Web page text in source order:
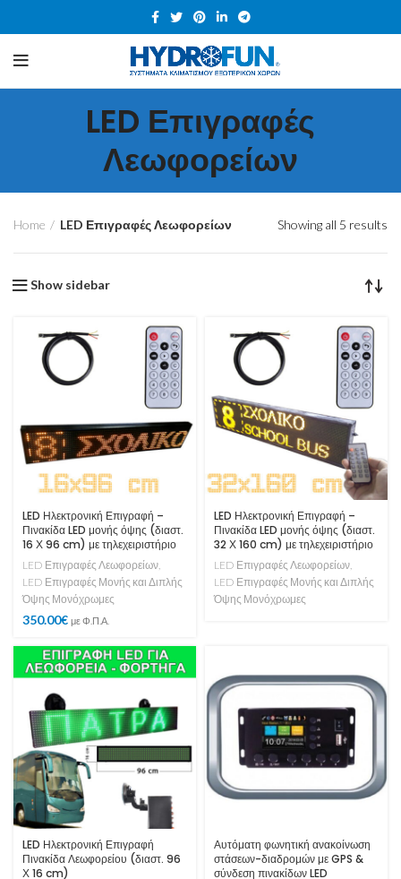
LED Επιγραφές
Λεωφορείων
Home LED Επιγραφές Λεωφορείων Showing all 5 results
Show sidebar
LED Ηλεκτρονική Επιγραφή –
Πινακίδα LED μονής όψης (διαστ.
16 Χ 96 cm) με τηλεχειριστήριο
LED Επιγραφές Λεωφορείων,
LED Επιγραφές Μονής και Διπλής
Όψης Μονόχρωμες
350.00€ με Φ.Π.Α.
LED Ηλεκτρονική Επιγραφή –
Πινακίδα LED μονής όψης (διαστ.
32 Χ 160 cm) με τηλεχειριστήριο
LED Επιγραφές Λεωφορείων,
LED Επιγραφές Μονής και Διπλής
Όψης Μονόχρωμες
LED Ηλεκτρονική Επιγραφή
Πινακίδα Λεωφορείου (διαστ. 96
Χ 16 cm)
Αυτόματη φωνητική ανακοίνωση
στάσεων-διαδρομών με GPS &
σύνδεση πινακίδων LED